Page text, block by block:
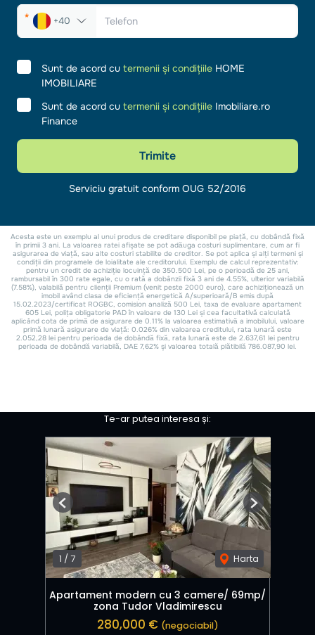
Te-ar putea interesa și:
1 / 7 Harta
Previous Next
Apartament modern cu 3 camere/ 69mp/
zona Tudor Vladimirescu
280,000 € (negociabil)